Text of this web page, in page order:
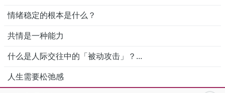
情绪稳定的根本是什么？
共情是一种能力
什么是人际交往中的「被动攻击」？...
人生需要松弛感